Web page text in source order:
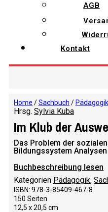
AGB
Kontakt
Home /Sachbuch / Pädagogik
Hrsg. Sylvia Kuba
Im Klub der
Das Problem der
Bildungssystem
Buchbeschreibung lesen
Kategorien Pädagogik,
ISBN: 978-3-85409-467-8
150 Seiten
12,5 x 20,5 cm